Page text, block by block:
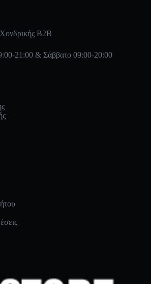
B2B
21:00 & Σάββατο 09:00-20:00